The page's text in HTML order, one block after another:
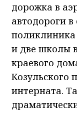
дорожка в
автодороги
и две школы
краевого
Козульского
интерната.